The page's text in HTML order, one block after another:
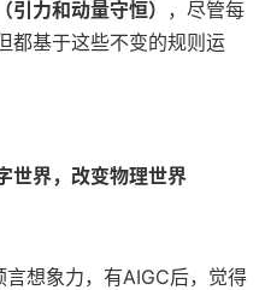
引力和动量守恒）
，尽管每
都基于这些不变的规则运
世界，改变物理世界
言想象力，有AIGC后，觉得